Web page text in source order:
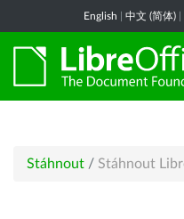
English 中文 (简体)
Stáhnout / Stáhnout